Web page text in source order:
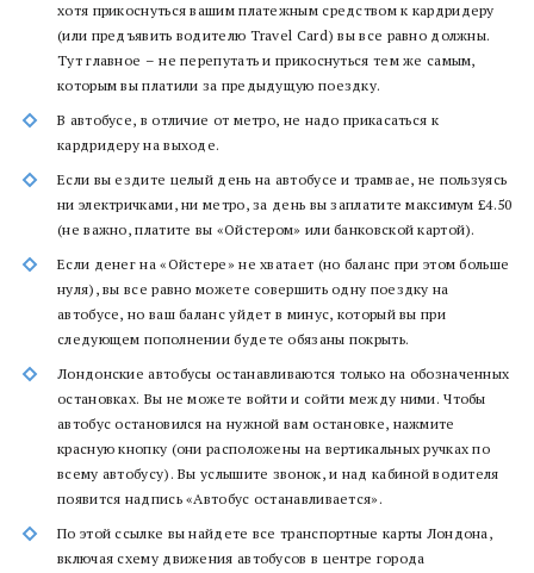
хотя прикоснуться вашим платежным средством к кардридеру
(или предъявить водителю Travel Card) вы все равно должны.
Тут главное – не перепутать и прикоснуться тем же самым,
которым вы платили за предыдущую поездку.
В автобусе, в отличие от метро, не надо прикасаться к
кардридеру на выходе.
Если вы ездите целый день на автобусе и трамвае, не пользуясь
ни электричками, ни метро, за день вы заплатите максимум £4.50
(не важно, платите вы «Ойстером» или банковской картой).
Если денег на «Ойстере» не хватает (но баланс при этом больше
нуля), вы все равно можете совершить одну поездку на
автобусе, но ваш баланс уйдет в минус, который вы при
следующем пополнении будете обязаны покрыть.
Лондонские автобусы останавливаются только на обозначенных
остановках. Вы не можете войти и сойти между ними. Чтобы
автобус остановился на нужной вам остановке, нажмите
красную кнопку (они расположены на вертикальных ручках по
всему автобусу). Вы услышите звонок, и над кабиной водителя
появится надпись «Автобус останавливается».
По этой ссылке вы найдете все транспортные карты Лондона,
включая схему движения автобусов в центре города